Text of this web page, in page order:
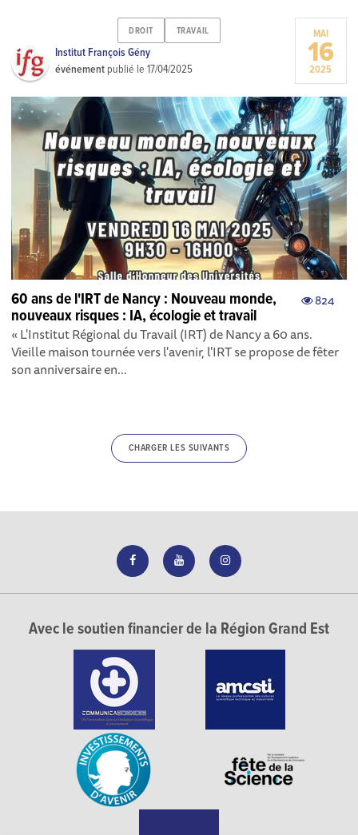
DROIT TRAVAIL
Institut François Gény
événement publié le17/04/2025
MAI
16
2025
824
60 ans de l'IRT de Nancy : Nouveau monde,
nouveaux risques : IA, écologie et travail
« L'Institut Régional du Travail (IRT) de Nancy a 60 ans.
Vieille maison tournée vers l'avenir, l'IRT se propose de fêter
son anniversaire en...
CHARGER LES SUIVANTS
Avec le soutien financier de la Région Grand Est